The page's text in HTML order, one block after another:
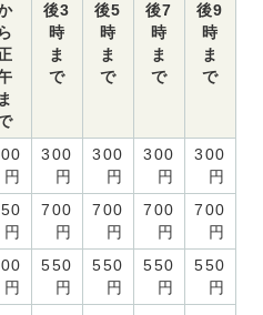
ら
ま
後3
時
ま
で
後5
時
ま
で
後7
時
ま
で
後9
時
ま
で
円
300
円
300
円
300
円
300
円
円
700
円
700
円
700
円
700
円
円
550
円
550
円
550
円
550
円